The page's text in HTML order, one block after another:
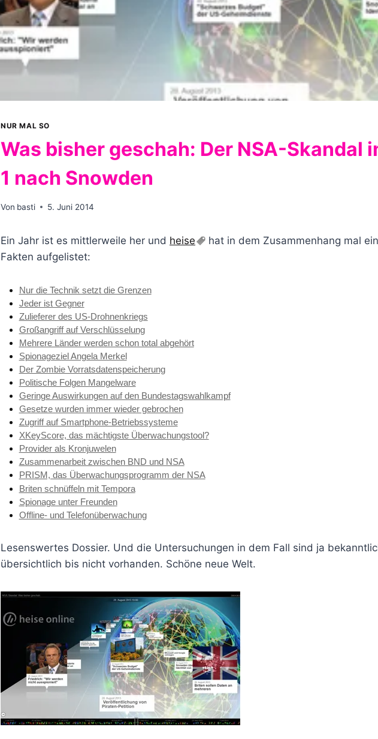
NUR MAL SO
Was bisher geschah: Der NSA-Skandal
1 nach Snowden
Von basti 5. Juni 2014
Ein Jahr ist es mittlerweile her und heise
hat in dem Zusammenhang mal
Fakten aufgelistet:
Nur die Technik setzt die Grenzen
Jeder ist Gegner
Zulieferer des US-Drohnenkriegs
Großangriff auf Verschlüsselung
Mehrere Länder werden schon total abgehört
Spionageziel Angela Merkel
Der Zombie Vorratsdatenspeicherung
Politische Folgen Mangelware
Geringe Auswirkungen auf den Bundestagswahlkampf
Gesetze wurden immer wieder gebrochen
Zugriff auf Smartphone-Betriebssysteme
XKeyScore, das mächtigste Überwachungstool?
Provider als Kronjuwelen
Zusammenarbeit zwischen BND und NSA
PRISM, das Überwachungsprogramm der NSA
Briten schnüffeln mit Tempora
Spionage unter Freunden
Offline- und Telefonüberwachung
Lesenswertes Dossier. Und die Untersuchungen in dem Fall sind ja
übersichtlich bis nicht vorhanden. Schöne neue Welt.